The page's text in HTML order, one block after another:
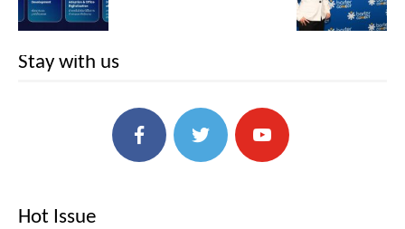
Stay with us
Hot Issue